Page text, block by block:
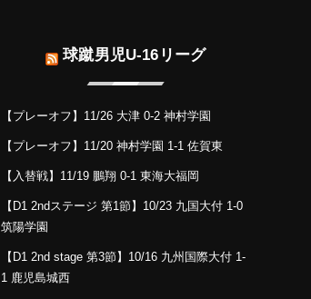
球蹴男児U-16リーグ
【プレーオフ】11/26 大津 0-2 神村学園
【プレーオフ】11/20 神村学園 1-1 佐賀東
【入替戦】11/19 鵬翔 0-1 東海大福岡
【D1 2ndステージ 第1節】10/23 九国大付 1-0
筑陽学園
【D1 2nd stage 第3節】10/16 九州国際大付 1-
1 鹿児島城西